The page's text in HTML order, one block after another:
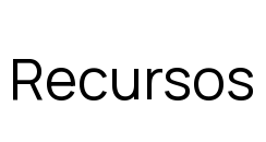
Recursos